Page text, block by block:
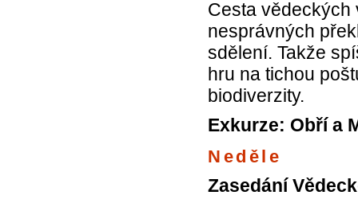
Cesta vědeckých
nesprávných
sdělení. Takže
hru na tichou
biodiverzity.
Exkurze: Obří a
Neděle
Zasedání